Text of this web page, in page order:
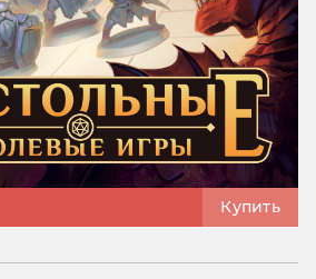
Купить